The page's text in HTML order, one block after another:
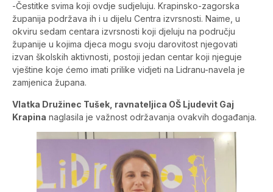
-Čestitke svima koji ovdje sudjeluju. Krapinsko-zagorska
županija podržava ih i u dijelu Centra izvrsnosti. Naime, u
okviru sedam centara izvrsnosti koji djeluju na području
županije u kojima djeca mogu svoju darovitost njegovati
izvan školskih aktivnosti, postoji jedan centar koji njeguje
vještine koje ćemo imati prilike vidjeti na Lidranu-navela je
zamjenica župana.
Vlatka Družinec Tušek, ravnateljica OŠ Ljudevit Gaj
Krapina naglasila je važnost održavanja ovakvih događanja.